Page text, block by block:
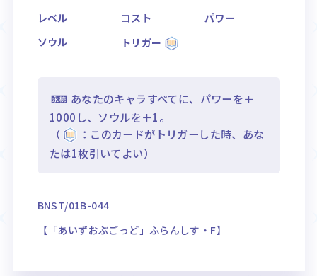
レベル コスト
パワー
ソウル
トリガー
あなたのキャラすべてに、パワーを＋
1000し、ソウルを＋1。
（
：このカードがトリガーした時、あな
たは1枚引いてよい）
BNST/01B-044
【「あいずおぶごっど」ふらんしす・F】